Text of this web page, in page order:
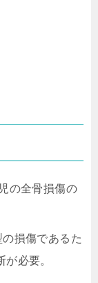
の全骨損傷の
損傷であるた
必要。